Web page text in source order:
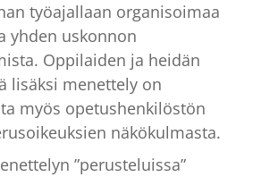
työajallaan organisoimaa
yhden uskonnon
Oppilaiden ja heidän
lisäksi menettely on
myös opetushenkilöstön
näkökulmasta.
”perusteluissa”